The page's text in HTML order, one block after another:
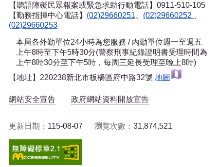
【聽語障礙民眾報案或緊急求助行動電話】0911-510-105
【勤務指揮中心電話】 (02)29660251 (02)29660252
(02)29660253
本局各外勤單位24小時為您服務 / 內勤單位週一至週五
上午8時至下午5時30分(警察刑事紀錄證明書受理時間為
上午8時30分至下午5時，每周三延長受理至晚上8時)
【地址】220238新北市板橋區府中路32號 地圖
網站安全宣告 政府網站資料開放宣告
更新日期： 115-08-07 瀏覽次數： 31,874,521